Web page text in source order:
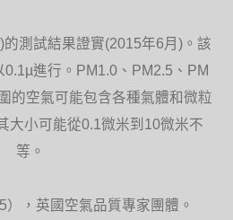
氣流。完美
身上。
測試結果證實(2015年6月)。該
進行。PM1.0、PM2.5、PM
的空氣可能包含各種氣體和微粒
大小可能從0.1微米到10微米不
等。
，英國空氣品質專家團體。